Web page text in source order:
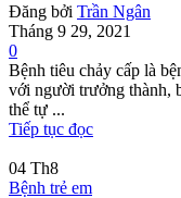
Đăng bởi Trần Ngân
Tháng 9 29, 2021
0
Bệnh tiêu chảy cấp là
với người trưởng thành,
thể tự ...
Tiếp tục đọc
04 Th8
Bệnh trẻ em